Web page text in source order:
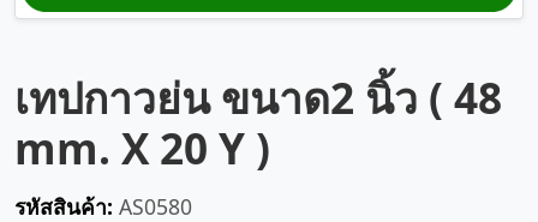
เทปกาวย่น ขนาด2 นิ้ว ( 48
mm. X 20 Y )
รหัสสินค้า: AS0580